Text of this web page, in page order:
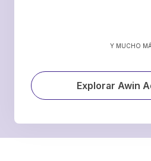
Y MUCHO
Explorar Awin